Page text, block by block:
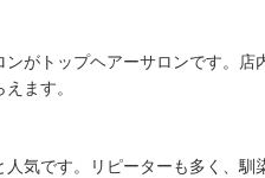
がトップヘアーサロンです。店
ます。
気です。リピーターも多く、馴